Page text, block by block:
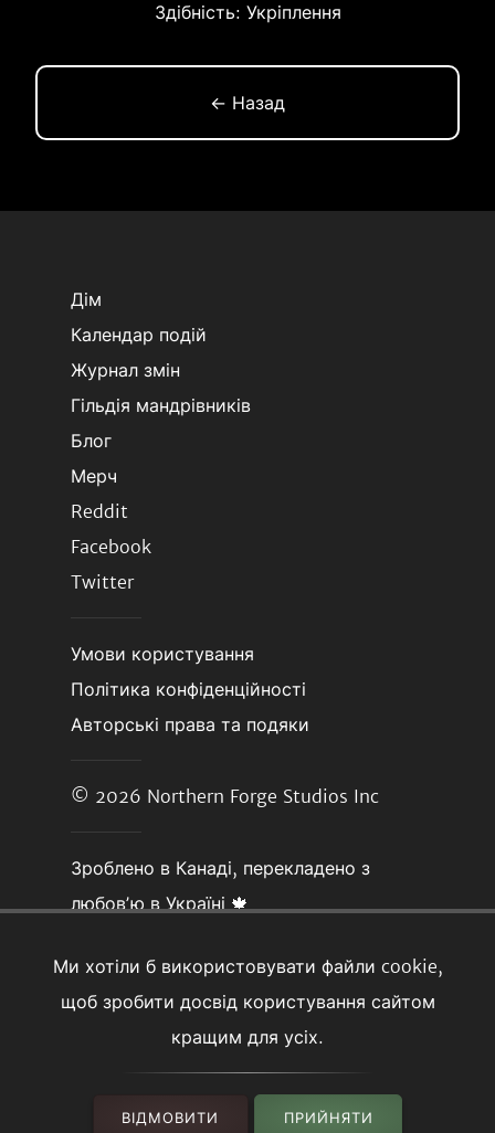
Ми хотіли б використовувати файли cookie,
щоб зробити досвід користування сайтом
кращим для усіх.
ВІДМОВИТИ ПРИЙНЯТИ
Здібність: Укріплення
← Назад
Дім
Календар подій
Журнал змін
Гільдія мандрівників
Блог
Мерч
Reddit
Facebook
Twitter
Умови користування
Політика конфіденційності
Авторські права та подяки
© 2026 Northern Forge Studios Inc
Зроблено в Канаді, перекладено з
любовʼю в Україні 🍁